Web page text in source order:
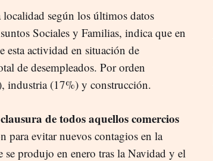
localidad según los últimos datos
Sociales y Familias, indica que en
esta actividad en situación de
de desempleados. Por orden
industria (17%) y construcción.
clausura de todos aquellos comercios
para evitar nuevos contagios en la
produjo en enero tras la Navidad y el